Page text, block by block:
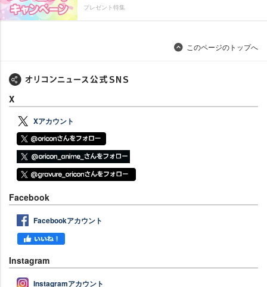
プレゼント特集
このページのトップへ
X
Xアカウント
Facebook
Facebookアカウント
Instagram
Instagramアカウント